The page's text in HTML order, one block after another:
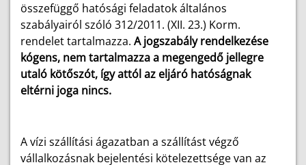
összefüggő hatósági feladatok általános
szabályairól szóló 312/2011. (XII. 23.) Korm.
rendelet tartalmazza. A jogszabály rendelkezése
kógens, nem tartalmazza a megengedő jellegre
utaló kötőszót, így attól az eljáró hatóságnak
eltérni joga nincs.
A vízi szállítási ágazatban a szállítást végző
vállalkozásnak bejelentési kötelezettsége van az